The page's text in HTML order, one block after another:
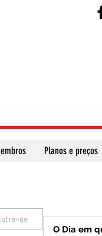
Planos e preços
se
O Dia em